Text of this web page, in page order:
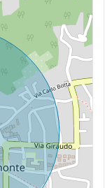
autonomo